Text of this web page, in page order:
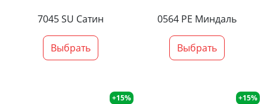
7045 SU Сатин
Выбрать
0564 PE Миндаль
Выбрать
+15% +15%